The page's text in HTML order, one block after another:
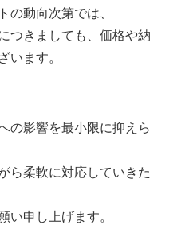
の動向次第では、
つきましても、価格や納
います。
の影響を最小限に抑えら
ら柔軟に対応していきた
い申し上げます。